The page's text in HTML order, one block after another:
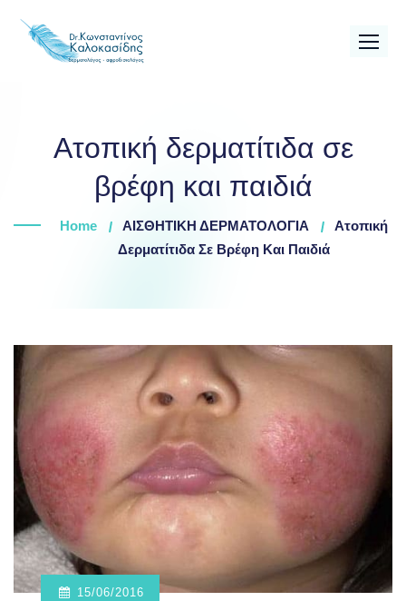
Ατοπική δερματίτιδα σε
βρέφη και παιδιά
Home ΑΙΣΘΗΤΙΚΗ ΔΕΡΜΑΤΟΛΟΓΙΑ
Ατοπική
Δερματίτιδα Σε Βρέφη Και Παιδιά
15/06/2016